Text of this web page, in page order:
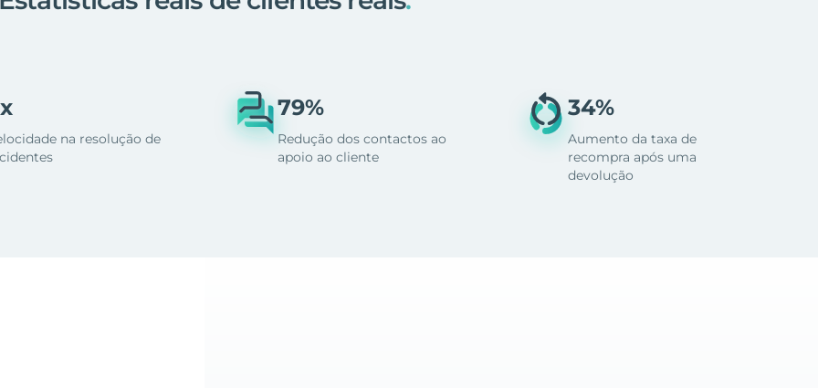
na resolução de
79%
Redução dos contactos ao
apoio ao cliente
34%
Aumento da taxa de
recompra após uma
devolução